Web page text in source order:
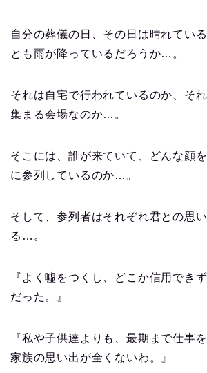
自分の葬儀の日、その日は晴れてい
とも雨が降っているだろうか…。
それは自宅で行われているのか、そ
集まる会場なのか…。
そこには、誰が来ていて、どんな顔
に参列しているのか…。
そして、参列者はそれぞれ君との思
る…。
『よく噓をつくし、どこか信用でき
だった。』
『私や子供達よりも、最期まで仕事
家族の思い出が全くないわ。』